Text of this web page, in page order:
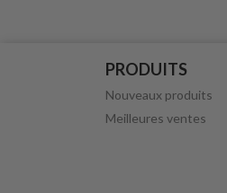
PRODUITS
Nouveaux produits
Meilleures ventes